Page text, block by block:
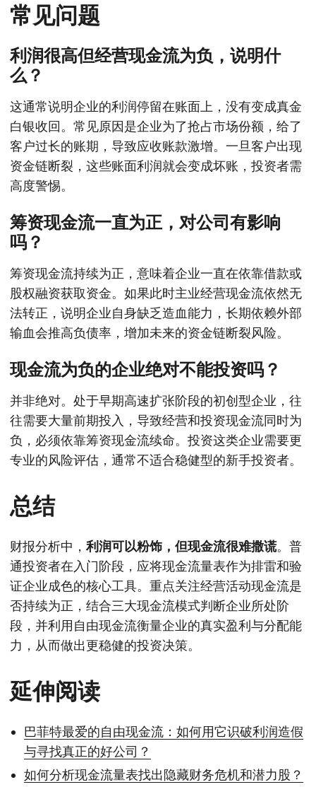
常见问题
利润很高但经营现金流为负，说明什
么？
这通常说明企业的利润停留在账面上，没有变成真金
白银收回。常见原因是企业为了抢占市场份额，给了
客户过长的账期，导致应收账款激增。一旦客户出现
资金链断裂，这些账面利润就会变成坏账，投资者需
高度警惕。
筹资现金流一直为正，对公司有影响
吗？
筹资现金流持续为正，意味着企业一直在依靠借款或
股权融资获取资金。如果此时主业经营现金流依然无
法转正，说明企业自身缺乏造血能力，长期依赖外部
输血会推高负债率，增加未来的资金链断裂风险。
现金流为负的企业绝对不能投资吗？
并非绝对。处于早期高速扩张阶段的初创型企业，往
往需要大量前期投入，导致经营和投资现金流同时为
负，必须依靠筹资现金流续命。投资这类企业需要更
专业的风险评估，通常不适合稳健型的新手投资者。
总结
财报分析中， 利润可以粉饰，但现金流很难撒谎。普
通投资者在入门阶段，应将现金流量表作为排雷和验
证企业成色的核心工具。重点关注经营活动现金流是
否持续为正，结合三大现金流模式判断企业所处阶
段，并利用自由现金流衡量企业的真实盈利与分配能
力，从而做出更稳健的投资决策。
延伸阅读
巴菲特最爱的自由现金流：如何用它识破利润造假
与寻找真正的好公司？
如何分析现金流量表找出隐藏财务危机和潜力股？